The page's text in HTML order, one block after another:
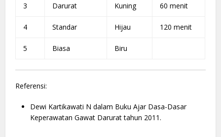
3 Darurat Kuning 60 menit
4 Standar Hijau 120 menit
5 Biasa Biru
Referensi:
Dewi Kartikawati N dalam Buku Ajar Dasa-Dasar
Keperawatan Gawat Darurat tahun 2011.